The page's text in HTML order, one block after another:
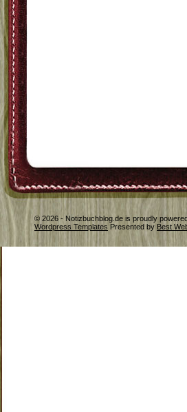
© 2026 - Notizbuchblog.de is proudly
Wordpress Templates Presented by Best